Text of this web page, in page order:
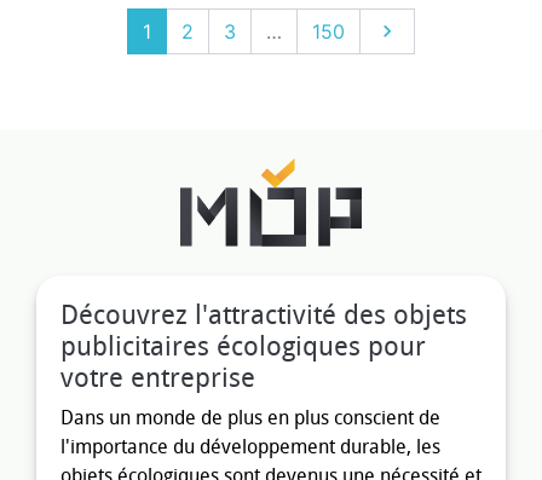
Découvrez l'attractivité des objets
publicitaires écologiques pour
votre entreprise
Dans un monde de plus en plus conscient de
l'importance du développement durable, les
1 2 3 … 150 Suivant
